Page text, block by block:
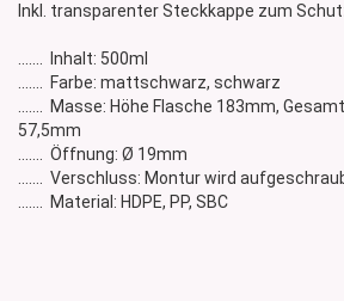
Inkl. transparenter Steckkappe zum
....... Inhalt: 500ml
....... Farbe: mattschwarz, schwarz
....... Masse: Höhe Flasche 183mm,
57,5mm
....... Öffnung: Ø 19mm
....... Verschluss: Montur wird
....... Material: HDPE, PP, SBC